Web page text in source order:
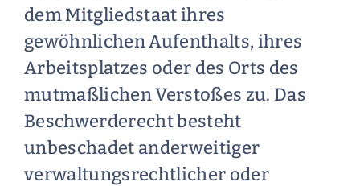
dem Mitgliedstaat ihres
gewöhnlichen Aufenthalts, ihres
Arbeitsplatzes oder des Orts des
mutmaßlichen Verstoßes zu. Das
Beschwerderecht besteht
unbeschadet anderweitiger
verwaltungsrechtlicher oder